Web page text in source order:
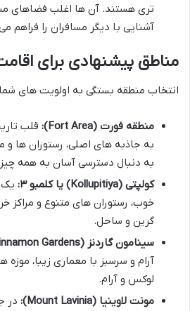
تری هستند. آن ها اغلب فضاهای
آشنایی با دیگر مسافران را فراهم
مناطق پیشنهادی برای
انتخاب منطقه بستگی به اولویت های
منطقه فورت (Fort Area):
قلب
به جاذبه های اصلی، رستوران ها و
به دنبال دسترسی آسان به همه
کولپتی (Kollupitiya) یا کلمبو ۳:
خوب، رستوران های متنوع و مراکز
گرین و ساحل.
سینامون گاردنز (Cinnamon Gardens) یا کلمبو ۷:
آرام و سرسبز با معماری زیبا، موزه
لوکس و آرام.
مونت لاوینیا (Mount Lavinia):
در